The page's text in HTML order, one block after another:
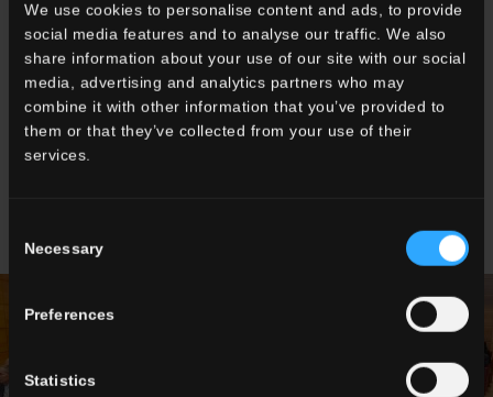
We use cookies to personalise content and ads, to provide
social media features and to analyse our traffic. We also
share information about your use of our site with our social
media, advertising and analytics partners who may
combine it with other information that you’ve provided to
them or that they’ve collected from your use of their
services.
Selection
Necessary
Preferences
Statistics
mondo. Cino ha voluto portare il futuro in Italia e a San Marino,
proprio dove è nato e cresciuto, dapprima fondando l’azienda
ICAR per la produzione del calcestruzzo preconfezionato poi
venduta al Gruppo Ferruzzi, successivamente rilevando
un’azienda in crisi a San Clemente per dare vita, nel 1979, a
Ceramica del Conca e poi dedicandosi alla crescita di Ceramica
Faetano.